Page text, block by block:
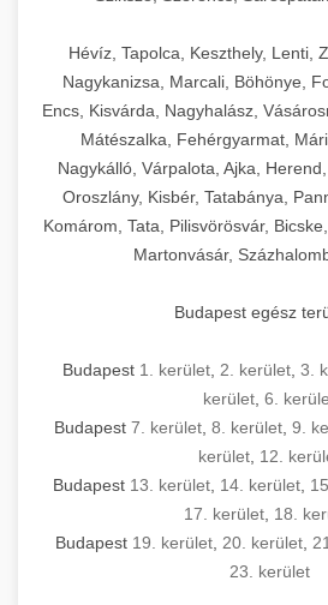
Hévíz, Tapolca, Keszthely, Lenti,
Nagykanizsa, Marcali, Böhönye,
Encs, Kisvárda, Nagyhalász,
Mátészalka, Fehérgyarmat,
Nagykálló, Várpalota, Ajka,
Oroszlány, Kisbér, Tatabánya,
Komárom, Tata, Pilisvörösvár,
Martonvásár,
Budapest egész
Budapest 1. kerület 2. kerület 3.
kerület 6.
Budapest 7. kerület, 8. kerület, 9.
kerület 12.
Budapest 13. kerület 14. kerület
17. kerület 18.
Budapest 19. kerület 20. kerület
23. kerület